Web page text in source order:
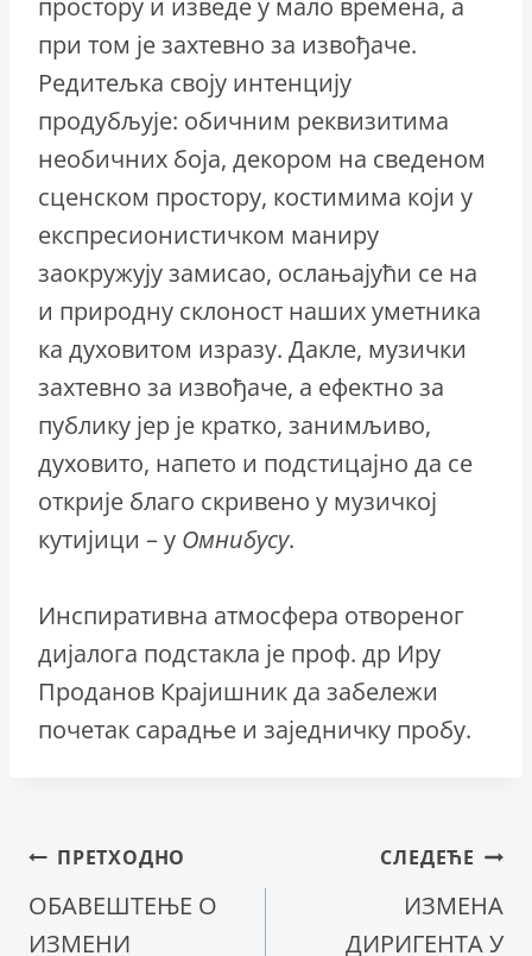
простору и изведе у мало времена, а
при том је захтевно за извођаче.
Редитељка своју интенцију
продубљује: обичним реквизитима
необичних боја, декором на сведеном
сценском простору, костимима који у
експресионистичком маниру
заокружују замисао, ослањајући се на
и природну склоност наших уметника
ка духовитом изразу. Дакле, музички
захтевно за извођаче, а ефектно за
публику јер је кратко, занимљиво,
духовито, напето и подстицајно да се
открије благо скривено у музичкој
кутијици – у Омнибусу.
Инспиративна атмосфера отвореног
дијалога подстакла је проф. др Иру
Проданов Крајишник да забележи
почетак сарадње и заједничку пробу.
Кретање
чланка
ПРЕТХОДНО
ОБАВЕШТЕЊЕ О
ИЗМЕНИ
СЛЕДЕЋЕ
ИЗМЕНА
ДИРИГЕНТА У